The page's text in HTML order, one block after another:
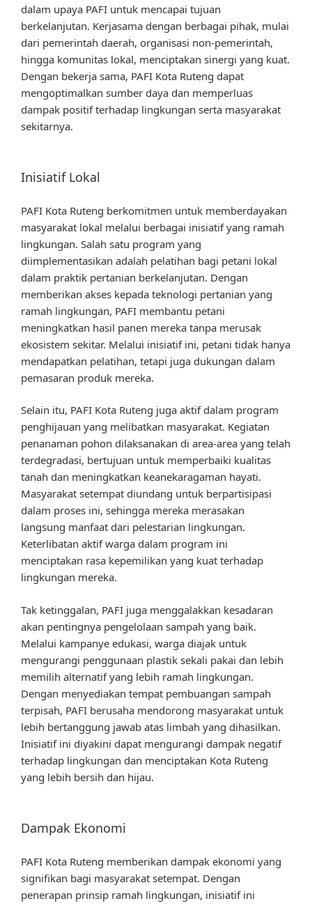
dalam upaya PAFI untuk mencapai tujuan
berkelanjutan. Kerjasama dengan berbagai pihak, mulai
dari pemerintah daerah, organisasi non-pemerintah,
hingga komunitas lokal, menciptakan sinergi yang kuat.
Dengan bekerja sama, PAFI Kota Ruteng dapat
mengoptimalkan sumber daya dan memperluas
dampak positif terhadap lingkungan serta masyarakat
sekitarnya.
Inisiatif Lokal
PAFI Kota Ruteng berkomitmen untuk memberdayakan
masyarakat lokal melalui berbagai inisiatif yang ramah
lingkungan. Salah satu program yang
diimplementasikan adalah pelatihan bagi petani lokal
dalam praktik pertanian berkelanjutan. Dengan
memberikan akses kepada teknologi pertanian yang
ramah lingkungan, PAFI membantu petani
meningkatkan hasil panen mereka tanpa merusak
ekosistem sekitar. Melalui inisiatif ini, petani tidak hanya
mendapatkan pelatihan, tetapi juga dukungan dalam
pemasaran produk mereka.
Selain itu, PAFI Kota Ruteng juga aktif dalam program
penghijauan yang melibatkan masyarakat. Kegiatan
penanaman pohon dilaksanakan di area-area yang telah
terdegradasi, bertujuan untuk memperbaiki kualitas
tanah dan meningkatkan keanekaragaman hayati.
Masyarakat setempat diundang untuk berpartisipasi
dalam proses ini, sehingga mereka merasakan
langsung manfaat dari pelestarian lingkungan.
Keterlibatan aktif warga dalam program ini
menciptakan rasa kepemilikan yang kuat terhadap
lingkungan mereka.
Tak ketinggalan, PAFI juga menggalakkan kesadaran
akan pentingnya pengelolaan sampah yang baik.
Melalui kampanye edukasi, warga diajak untuk
mengurangi penggunaan plastik sekali pakai dan lebih
memilih alternatif yang lebih ramah lingkungan.
Dengan menyediakan tempat pembuangan sampah
terpisah, PAFI berusaha mendorong masyarakat untuk
lebih bertanggung jawab atas limbah yang dihasilkan.
Inisiatif ini diyakini dapat mengurangi dampak negatif
terhadap lingkungan dan menciptakan Kota Ruteng
yang lebih bersih dan hijau.
Dampak Ekonomi
PAFI Kota Ruteng memberikan dampak ekonomi yang
signifikan bagi masyarakat setempat. Dengan
penerapan prinsip ramah lingkungan, inisiatif ini